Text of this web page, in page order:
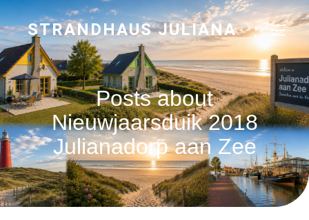
STRANDHAUS JULIANA
Posts about
Nieuwjaarsduik 2018
Julianadorp aan Zee